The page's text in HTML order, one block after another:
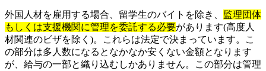
外国人材を雇用する場合、留学生のバイトを除き、 監理団体
もしくは支援機関に管理を委託する必要があります(高度人
材関連のビザを除く)。これらは法定で決まっています。こ
の部分は多人数になるとなかなか安くない金額となります
が、給与の一部と織り込むしかありません。この部分は管理